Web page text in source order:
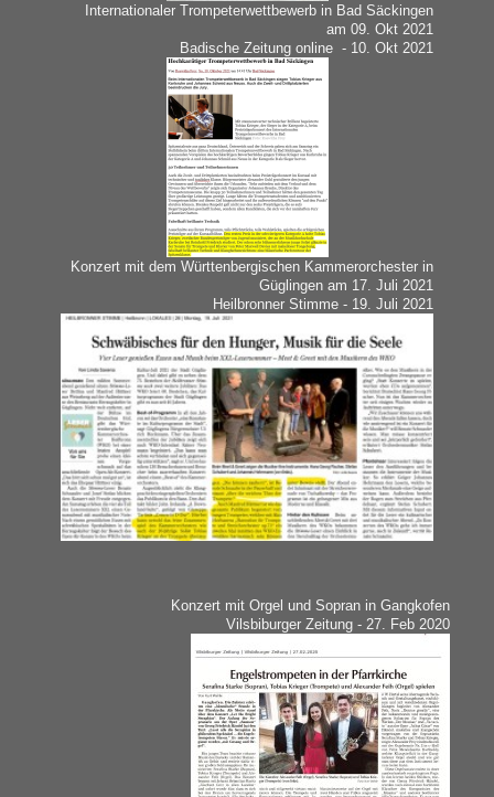
Internationaler Trompeterwettbewerb in Bad Säckingen
am 09. Okt 2021
Badische Zeitung online - 10. Okt 2021
Konzert mit dem Württenbergischen Kammerorchester in
Güglingen am 17. Juli 2021
Heilbronner Stimme - 19. Juli 2021
Konzert mit Orgel und Sopran in Gangkofen
Vilsbiburger Zeitung - 27. Feb 2020